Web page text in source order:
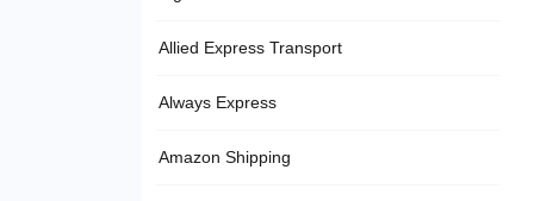
Allied Express Transport
Always Express
Amazon Shipping